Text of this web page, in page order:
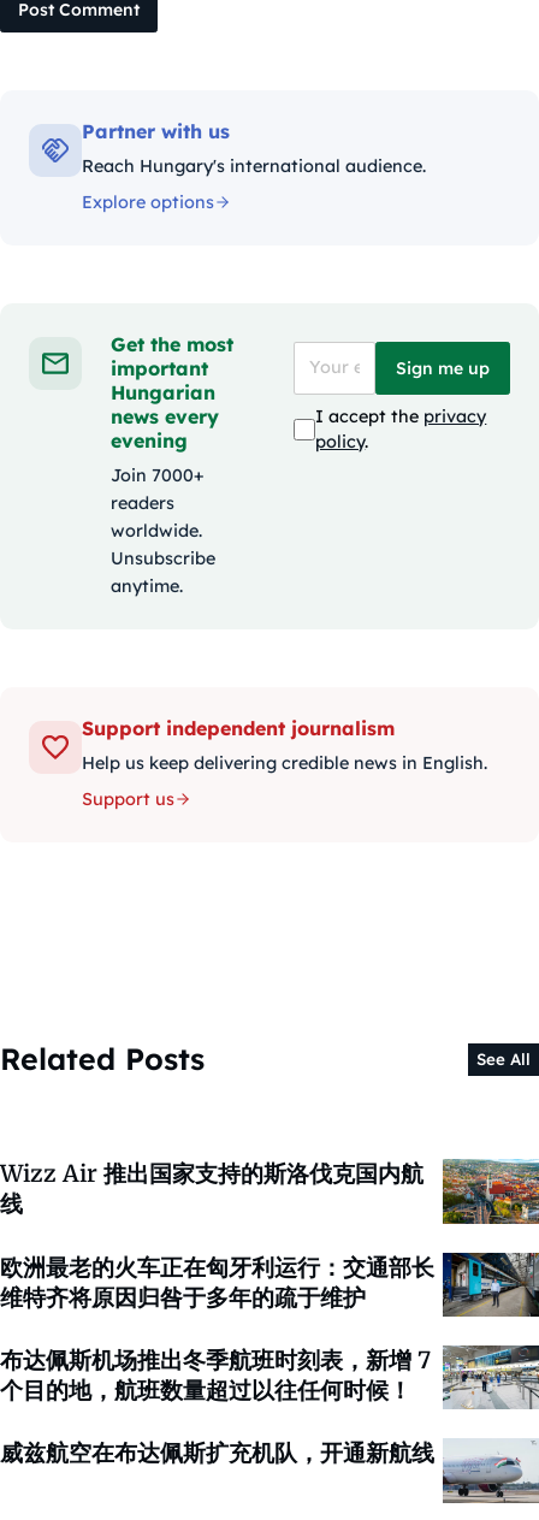
Post Comment
Partner with us
Reach Hungary's international audience.
Explore options
Get the most
important
Hungarian
news every
evening
Join 7000+
readers
worldwide.
Unsubscribe
anytime.
Sign me up
I accept the privacy
policy.
Support independent journalism
Help us keep delivering credible news in English.
Support us
Related Posts See All
Wizz Air 推出国家支持的斯洛伐克国内航
线
欧洲最老的火车正在匈牙利运行：交通部长
维特齐将原因归咎于多年的疏于维护
布达佩斯机场推出冬季航班时刻表，新增 7
个目的地，航班数量超过以往任何时候！
威兹航空在布达佩斯扩充机队，开通新航线